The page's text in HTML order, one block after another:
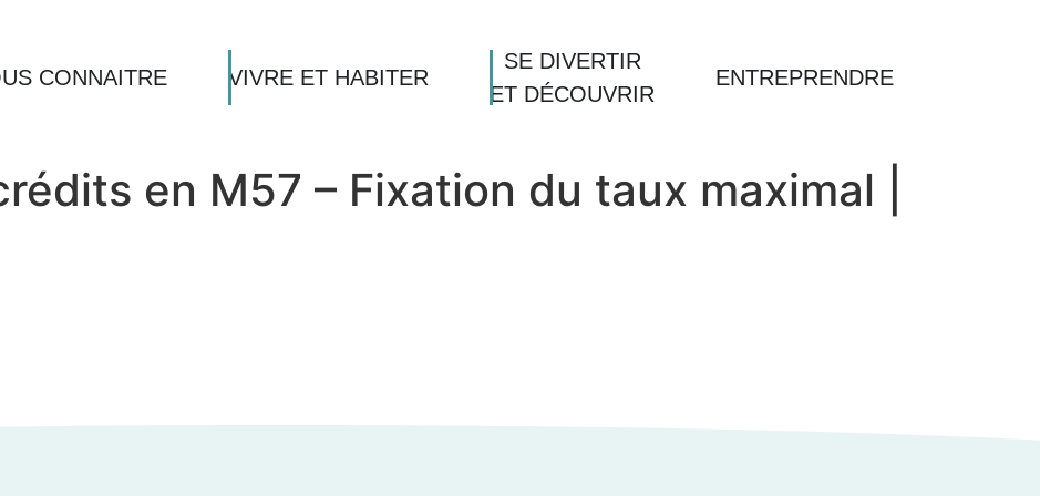
CONNAITRE VIVRE ET HABITER
SE DIVERTIR
ET DÉCOUVRIR
ENTREPRENDRE
en M57 – Fixation du taux maximal |